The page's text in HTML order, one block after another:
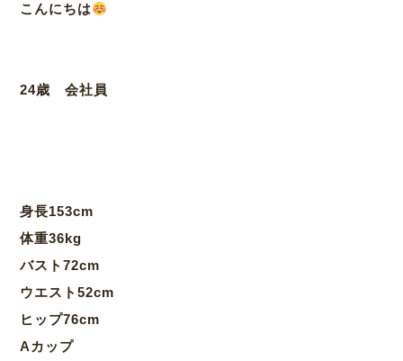
こんにちは
24歳 会社員
身長153cm
体重36kg
バスト72cm
ウエスト52cm
ヒップ76cm
Aカップ